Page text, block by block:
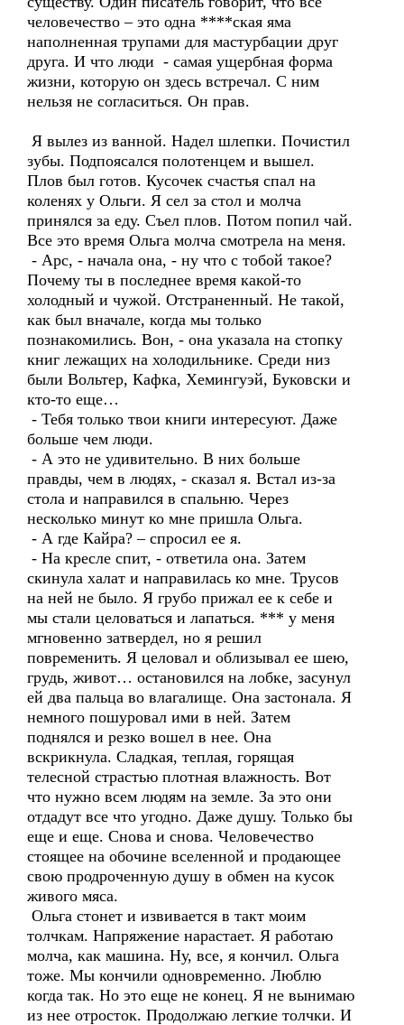
человечество – это одна ****ская яма
наполненная трупами для мастурбации друг
друга. И что люди - самая ущербная форма
жизни, которую он здесь встречал. С ним
нельзя не согласиться. Он прав.
Я вылез из ванной. Надел шлепки. Почистил
зубы. Подпоясался полотенцем и вышел.
Плов был готов. Кусочек счастья спал на
коленях у Ольги. Я сел за стол и молча
принялся за еду. Съел плов. Потом попил чай.
Все это время Ольга молча смотрела на меня.
- Арс, - начала она, - ну что с тобой такое?
Почему ты в последнее время какой-то
холодный и чужой. Отстраненный. Не такой,
как был вначале, когда мы только
познакомились. Вон, - она указала на стопку
книг лежащих на холодильнике. Среди низ
были Вольтер, Кафка, Хемингуэй, Буковски и
кто-то еще…
- Тебя только твои книги интересуют. Даже
больше чем люди.
- А это не удивительно. В них больше
правды, чем в людях, - сказал я. Встал из-за
стола и направился в спальню. Через
несколько минут ко мне пришла Ольга.
- А где Кайра? – спросил ее я.
- На кресле спит, - ответила она. Затем
скинула халат и направилась ко мне. Трусов
на ней не было. Я грубо прижал ее к себе и
мы стали целоваться и лапаться. *** у меня
мгновенно затвердел, но я решил
повременить. Я целовал и облизывал ее шею,
грудь, живот… остановился на лобке, засунул
ей два пальца во влагалище. Она застонала. Я
немного пошуровал ими в ней. Затем
поднялся и резко вошел в нее. Она
вскрикнула. Сладкая, теплая, горящая
телесной страстью плотная влажность. Вот
что нужно всем людям на земле. За это они
отдадут все что угодно. Даже душу. Только бы
еще и еще. Снова и снова. Человечество
стоящее на обочине вселенной и продающее
свою продроченную душу в обмен на кусок
живого мяса.
Ольга стонет и извивается в такт моим
толчкам. Напряжение нарастает. Я работаю
молча, как машина. Ну, все, я кончил. Ольга
тоже. Мы кончили одновременно. Люблю
когда так. Но это еще не конец. Я не вынимаю
из нее отросток. Продолжаю легкие толчки. И